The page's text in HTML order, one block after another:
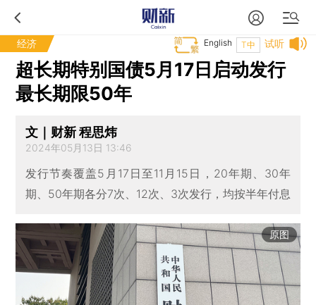
经济 试听
T中
English
超长期特别国债5月17日启动发行
最长期限50年
文｜财新 程思炜
2024年05月13日 13:46
发行节奏覆盖5月17日至11月15日，20年期、30年
期、50年期各分7次、12次、3次发行，均按半年付息
原图